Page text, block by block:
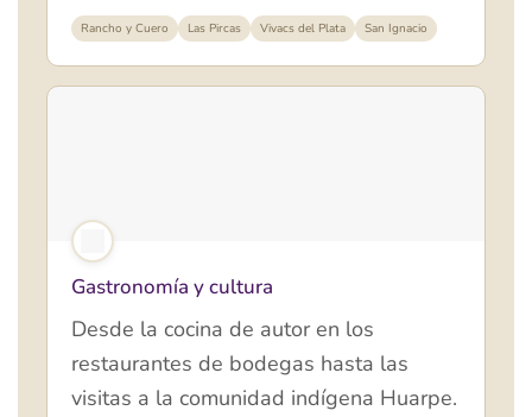
Rancho y Cuero Las Pircas Vivacs del Plata San Ignacio
Gastronomía y cultura
Desde la cocina de autor en los
restaurantes de bodegas hasta las
visitas a la comunidad indígena Huarpe.